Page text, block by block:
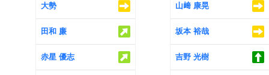
大勢 山﨑 康晃
田和 廉 坂本 裕哉
赤星 優志 吉野 光樹